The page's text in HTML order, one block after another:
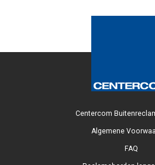
Centercom
Algemene
FAQ